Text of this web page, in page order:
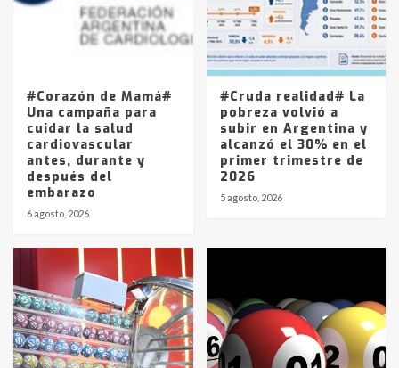
Los precios de los combustibles en
La Pampa, desde YPF hasta Axion
entre 857 a 1338 pesos
#Corazón de Mamá#
Una campaña para
cuidar la salud
cardiovascular
antes, durante y
después del
embarazo
6 agosto, 2026
#Cruda realidad# La
pobreza volvió a
subir en Argentina y
alcanzó el 30% en el
primer trimestre de
2026
5 agosto, 2026